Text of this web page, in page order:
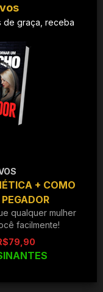
de graça, receba
+ COMO
qualquer mulher
facilmente!